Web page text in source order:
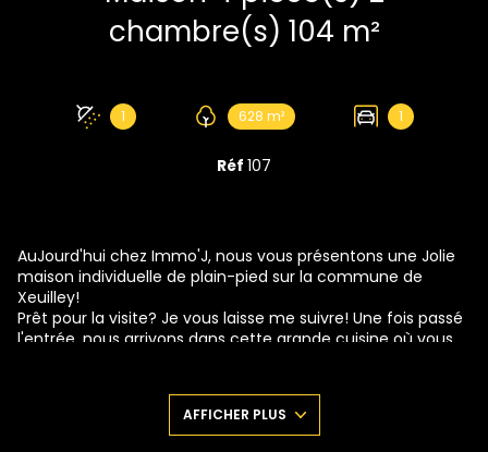
chambre(s) 104 m²
1 628 m² 1
Réf 107
AuJourd'hui chez Immo'J, nous vous présentons une Jolie
maison individuelle de plain-pied sur la commune de
Xeuilley!
Prêt pour la visite? Je vous laisse me suivre! Une fois passé
l'entrée, nous arrivons dans cette grande cuisine où vous
vous laisse en Juger par vous-même. Retournons à la
cuisine, Juste à sa gauche le salon-séJour, et ensuite une
AFFICHER PLUS